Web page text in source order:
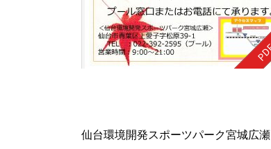
仙台環境開発スポーツパーク宮城広瀬